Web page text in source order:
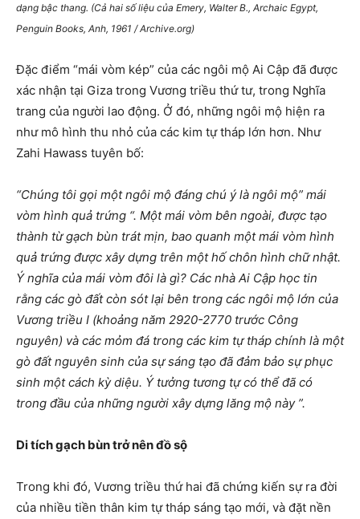
dạng bậc thang. (Cả hai số liệu của Emery, Walter B., Archaic Egypt,
Penguin Books, Anh, 1961 / Archive.org)
Đặc điểm “mái vòm kép” của các ngôi mộ Ai Cập đã được
xác nhận tại Giza trong Vương triều thứ tư, trong Nghĩa
trang của người lao động. Ở đó, những ngôi mộ hiện ra
như mô hình thu nhỏ của các kim tự tháp lớn hơn. Như
Zahi Hawass tuyên bố:
“Chúng tôi gọi một ngôi mộ đáng chú ý là ngôi mộ” mái
vòm hình quả trứng “. Một mái vòm bên ngoài, được tạo
thành từ gạch bùn trát mịn, bao quanh một mái vòm hình
quả trứng được xây dựng trên một hố chôn hình chữ nhật.
Ý nghĩa của mái vòm đôi là gì? Các nhà Ai Cập học tin
rằng các gò đất còn sót lại bên trong các ngôi mộ lớn của
Vương triều I (khoảng năm 2920-2770 trước Công
nguyên) và các mỏm đá trong các kim tự tháp chính là một
gò đất nguyên sinh của sự sáng tạo đã đảm bảo sự phục
sinh một cách kỳ diệu. Ý tưởng tương tự có thể đã có
trong đầu của những người xây dựng lăng mộ này ”.
Di tích gạch bùn trở nên đồ sộ
Trong khi đó, Vương triều thứ hai đã chứng kiến ​​sự ra đời
của nhiều tiền thân kim tự tháp sáng tạo mới, và đặt nền